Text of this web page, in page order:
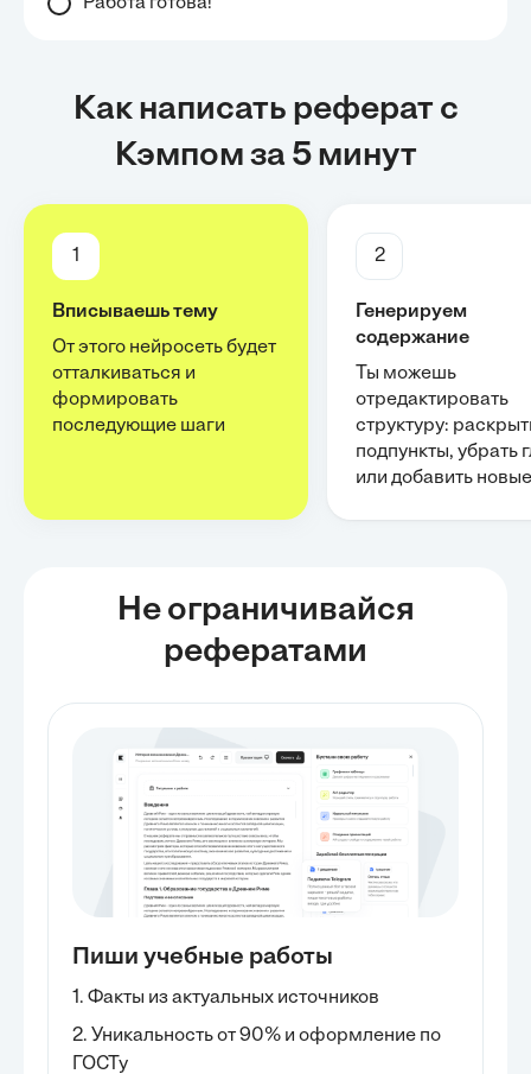
Как написать реферат с
Кэмпом за 5 минут
1
Вписываешь тему
От этого нейросеть будет
отталкиваться и
формировать
последующие шаги
2
Генерируем
содержание
Ты можешь
отредактировать
структуру:
подпункты, убрать
или добавить новые
Не ограничивайся
рефератами
Пиши учебные работы
1. Факты из актуальных источников
2. Уникальность от 90% и оформление по
ГОСТу